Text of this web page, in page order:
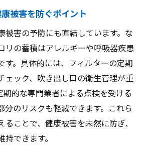
被害を防ぐポイント
被害の予防にも直結しています。な
リの蓄積はアレルギーや呼吸器疾患
す。具体的には、フィルターの定期
ェック、吹き出し口の衛生管理が重
期的な専門業者による点検を受ける
分のリスクも軽減できます。これら
ることで、健康被害を未然に防ぎ、
できます。